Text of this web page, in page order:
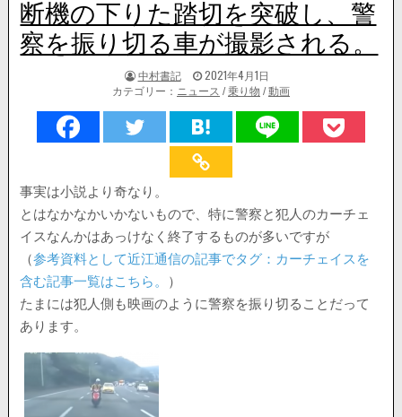
断機の下りた踏切を突破し、警
察を振り切る車が撮影される。
著
者:
中村書記
掲
載
日：
2021年4月1日
カテゴリー： ニュース /乗り物 /動画
事実は小説より奇なり。
とはなかなかいかないもので、特に警察と犯人のカーチェ
イスなんかはあっけなく終了するものが多いですが
（参考資料として近江通信の記事でタグ：カーチェイスを
含む記事一覧はこちら。 ）
たまには犯人側も映画のように警察を振り切ることだって
あります。